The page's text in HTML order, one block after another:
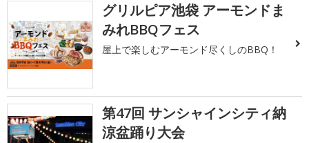
グリルピア池袋 アーモンドま
みれBBQフェス
屋上で楽しむアーモンド尽くしのBBQ！
第47回 サンシャインシティ納
涼盆踊り大会